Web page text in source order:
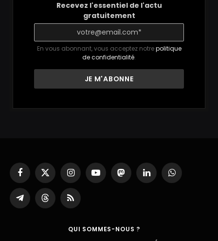
Recevez l'essentiel de l'actu
gratuitement
En vous abonnant, vous acceptez notrepolitique
de confidentialité.
Facebook
X
(Twitter)
InstagramYouTubeMastodonLinkedInWhatsApp
Partager
sur
ThreadsRSS
QUI SOMMES-NOUS ?